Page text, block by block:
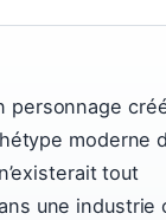
personnage
moderne
tout
une industrie